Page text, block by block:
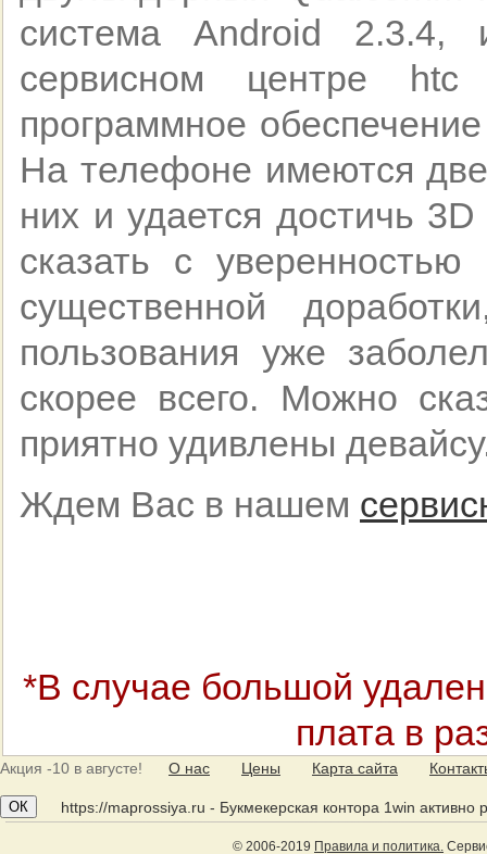
система Android
сервисном центре
программное
На телефоне имеются
них и удается достичь
сказать с
существенной
пользования уже
скорее всего. Можно
приятно удивлены
Ждем Вас в нашем
*В случае большой
плата в
О нас Цены Карта сайта
https://maprossiya.ru - Букмекерская контора 1win активно
© 2006-2019 Правила и политика.
Акция -10 в августе!
ОК